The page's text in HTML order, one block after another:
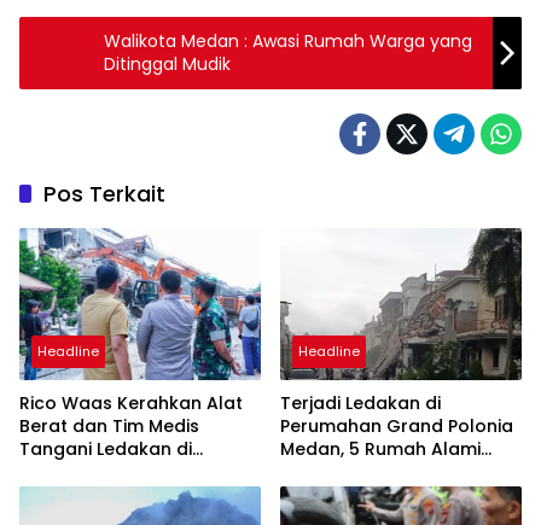
Walikota Medan : Awasi Rumah Warga yang
Ditinggal Mudik
Pos Terkait
Headline
Rico Waas Kerahkan Alat
Berat dan Tim Medis
Tangani Ledakan di
Headline
Terjadi Ledakan di
Perumahan Grand Polonia
Medan, 5 Rumah Alami